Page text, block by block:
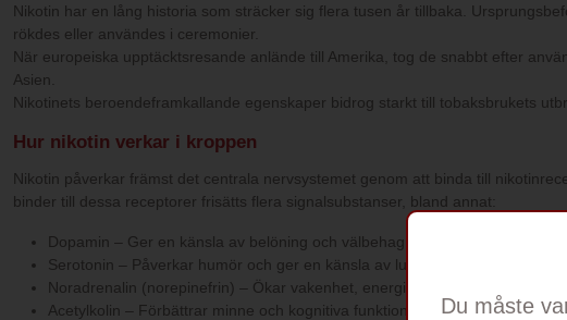
Nikotin har en lång historia som sträcker sig flera tusen år tillbaka.
rökdes eller användes i ceremonier.
När europeiska upptäcktsresande anlände till Amerika, tog de snabbt efter
Asien.
Nikotinets beroendeframkallande egenskaper bidrog starkt till tobaksbrukets
Hur nikotin verkar i kroppen
Nikotin påverkar främst det centrala nervsystemet genom att binda till
binder till dessa receptorer frisätts flera signalsubstanser, bland annat:
Dopamin – Ger en känsla av belöning och välbehag, vilket bidrar till
Serotonin – Påverkar humör och ger en känsla av lugn och avslappning.
Noradrenalin (norepinefrin) – Ökar vakenhet, energi och fokus.
Acetylkolin – Förbättrar minne och kognitiva funktioner.
Du måste